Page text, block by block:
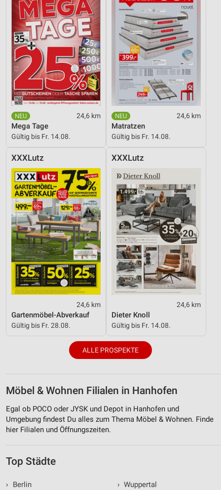
24,6 km
Mega Tage
Gültig bis Fr. 14.08.
24,6 km
Matratzen
Gültig bis Fr. 14.08.
XXXLutz
24,6 km
Gartenmöbel-Abverkauf
Gültig bis Fr. 28.08.
XXXLutz
24,6 km
Dieter Knoll
Gültig bis Fr. 14.08.
ALLE PROSPEKTE
Möbel & Wohnen Filialen in Hanhofen
Egal ob POCO oder JYSK und Depot in Hanhofen und
Umgebung findest Du alles zum Thema Möbel & Wohnen. Finde
hier Filialen und Öffnungszeiten.
Top Städte
›
Berlin
› Wuppertal